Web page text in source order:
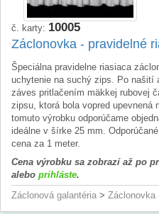
č. karty: 10005
Záclonovka - pravidelné
Špeciálna pravidelne riasiaca
uchytenie na suchý zips. Po našití
záves pritlačením mäkkej rubovej
zipsu, ktorá bola vopred upevnená
tomuto výrobku odporúčame
ideálne v šírke 25 mm.
cena za 1 meter.
Cena výrobku sa zobrazí až po
alebo prihláste.
Záclonová galantéria > Záclonovka